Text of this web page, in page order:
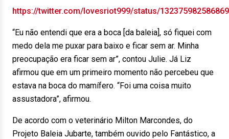
https://twitter.com/lovesriot999/status/
“Eu não entendi que era a boca [da baleia], só fiquei com
medo dela me puxar para baixo e ficar sem ar. Minha
preocupação era ficar sem ar”, contou Julie. Já Liz
afirmou que em um primeiro momento não percebeu que
estava na boca do mamífero. “Foi uma coisa muito
assustadora”, afirmou.
De acordo com o veterinário Milton Marcondes, do
Projeto Baleia Jubarte, também ouvido pelo Fantástico, a